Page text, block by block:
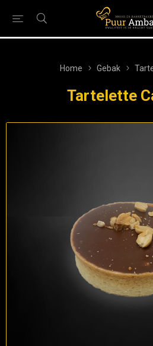
Home Gebak
Tartelette